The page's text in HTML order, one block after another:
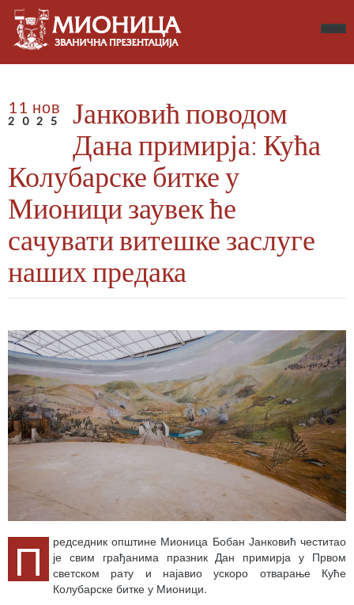
11 нов
2025
Јанковић поводом
Дана примирја: Кућа
Колубарске битке у
Мионици заувек ће
сачувати витешке заслуге
наших предака
П
редседник општине Мионица Бобан Јанковић честитао
је свим грађанима празник Дан примирја у Првом
светском рату и најавио ускоро отварање Куће
Колубарске битке у Мионици.